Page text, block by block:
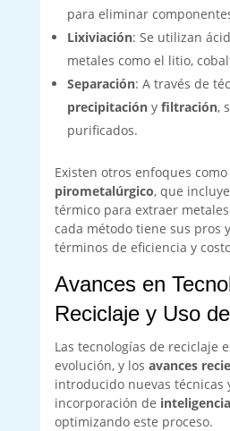
para eliminar
Lixiviación: Se utilizan
metales como el litio,
Separación: A través de
precipitacióny filtración,
purificados.
Existen otros enfoques como
pirometalúrgico, que
térmico para extraer
cada método tiene sus pros
términos de eficiencia y
Avances en
Reciclaje y Uso
Las tecnologías de reciclaje
evolución, y los avances
introducido nuevas técnicas
incorporación de
optimizando este proceso.